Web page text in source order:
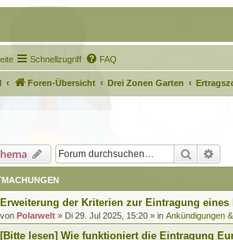
Schnellzugriff FAQ
Foren-Übersicht Drei Zonen Garten
Suche
Erweiterung der Kriterien zur Eintragung eines
von Polarwelt » Di 29. Jul 2025, 15:20 » in Ankündigungen
[Bitte lesen] Wie funktioniert die Eintragung